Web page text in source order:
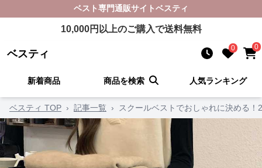
ベスト専門通販サイトベスティ
10,000円以上のご購入で送料無料
ベスティ 0 0
新着商品 商品を検索 人気ランキング
ベスティ TOP › 記事一覧 › スクールベストでおしゃれに決める！